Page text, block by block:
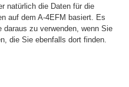
natürlich die Daten für die
auf dem A-4EFM basiert. Es
zu verwenden, wenn Sie
die Sie ebenfalls dort finden.